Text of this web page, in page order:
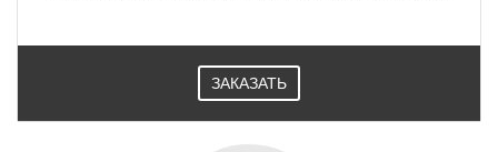
ЗАКАЗАТЬ